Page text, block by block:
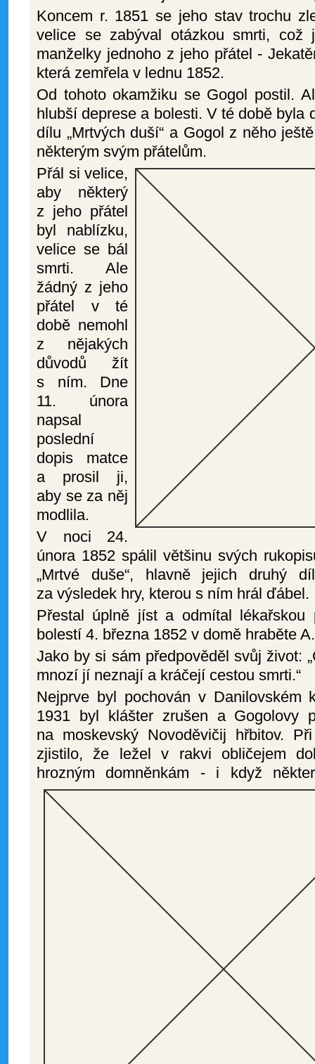
Koncem r. 1851 se jeho stav trochu
velice se zabýval otázkou smrti, což
manželky jednoho z jeho přátel -
která zemřela v lednu 1852.
Od tohoto okamžiku se Gogol postil.
hlubší deprese a bolesti. V té době byla
dílu „Mrtvých duší“ a Gogol z něho
některým svým přátelům.
Přál si velice,
aby některý
z jeho přátel
byl nablízku,
velice se bál
smrti. Ale
žádný z jeho
přátel v té
době nemohl
z nějakých
důvodů žít
s ním. Dne
11. února
napsal
poslední
dopis matce
a prosil ji,
aby se za něj
modlila.
V noci 24.
února 1852 spálil většinu svých
„Mrtvé duše“, hlavně jejich druhý
za výsledek hry, kterou s ním hrál ďábel.
Přestal úplně jíst a odmítal lékařskou
bolestí 4. března 1852 v domě hraběte
Jako by si sám předpověděl svůj život:
mnozí jí neznají a kráčejí cestou smrti.“
Nejprve byl pochován v Danilovském
1931 byl klášter zrušen a Gogolovy
na moskevský Novoděvičij hřbitov.
zjistilo, že ležel v rakvi obličejem
hrozným domněnkám - i když